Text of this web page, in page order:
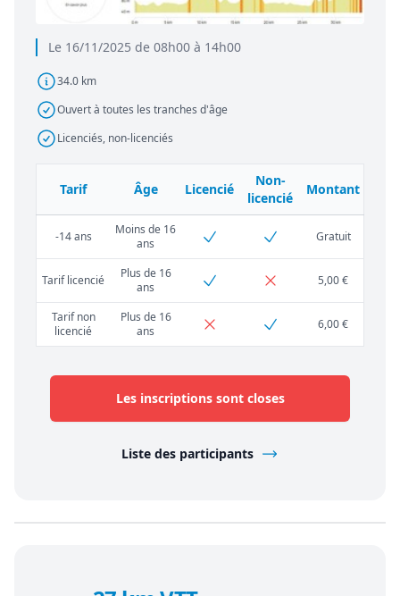
Le 16/11/2025 de 08h00 à 14h00
34.0 km
Ouvert à toutes les tranches d'âge
Licenciés, non-licenciés
Tarif Âge Licencié
Non-
licencié
Montant
-14 ans
Moins de 16
ans
Gratuit
Tarif licencié
Plus de 16
ans
5,00 €
Tarif non
licencié
Plus de 16
ans
6,00 €
Les inscriptions sont closes
Liste des participants